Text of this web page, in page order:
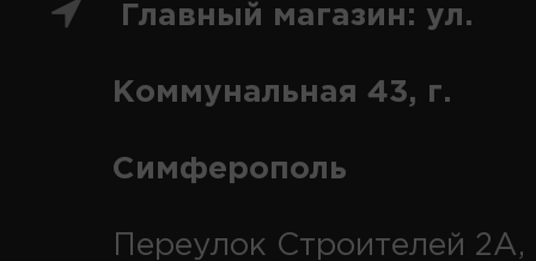
Главный магазин: ул.
Коммунальная 43, г.
Симферополь
Переулок Строителей 2А,